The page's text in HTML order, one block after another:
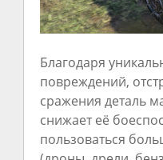
Благодаря
повреждений,
сражения деталь
снижает её
пользоваться